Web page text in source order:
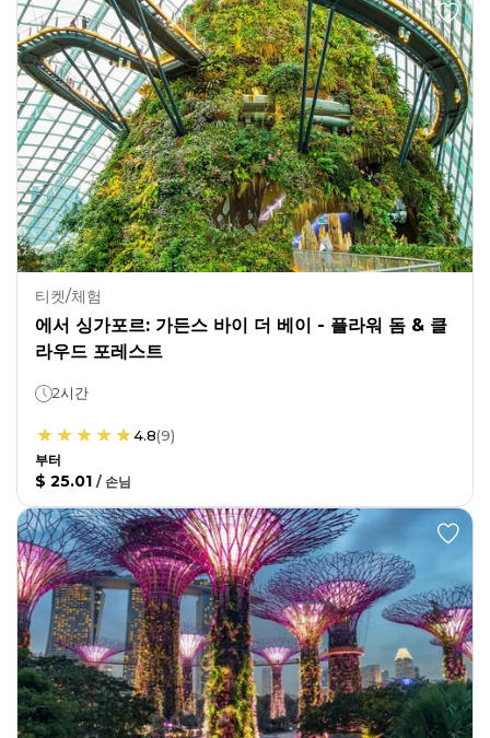
티켓/체험
에서 싱가포르: 가든스 바이 더 베이 - 플라워 돔 & 클
라우드 포레스트
2시간
4.8(9)
부터
$ 25.01 / 손님